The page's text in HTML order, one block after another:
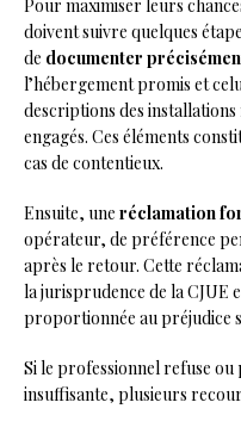
Pour maximiser leurs
doivent suivre quelques
de documenter
l’hébergement promis et
descriptions des
engagés. Ces éléments
cas de contentieux.
Ensuite, une réclamation
opérateur, de préférence
après le retour. Cette
la jurisprudence de la CJUE
proportionnée au préjudice
Si le professionnel refuse
insuffisante, plusieurs